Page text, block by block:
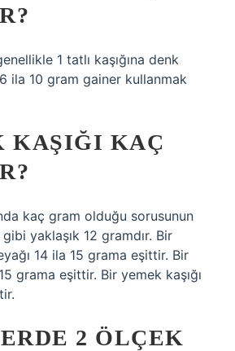
1 tatlı kaşığına denk
ila 10 gram gainer kullanmak
KAŞIĞI KAÇ
kaç gram olduğu sorusunun
yaklaşık 12 gramdır. Bir
14 ila 15 grama eşittir. Bir
grama eşittir. Bir yemek kaşığı
2 ÖLÇEK